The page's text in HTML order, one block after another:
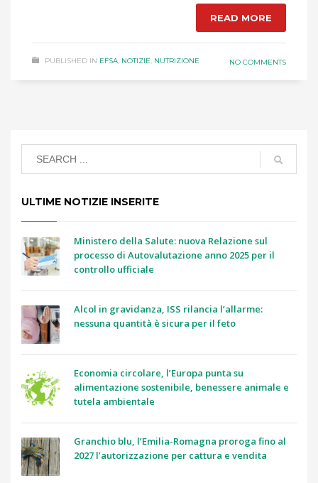
READ MORE
PUBLISHED IN EFSA, NOTIZIE, NUTRIZIONE NO COMMENTS
ULTIME NOTIZIE INSERITE
Ministero della Salute: nuova Relazione sul
processo di Autovalutazione anno 2025 per il
controllo ufficiale
Alcol in gravidanza, ISS rilancia l’allarme:
nessuna quantità è sicura per il feto
Economia circolare, l’Europa punta su
alimentazione sostenibile, benessere animale e
tutela ambientale
Granchio blu, l’Emilia-Romagna proroga fino al
2027 l’autorizzazione per cattura e vendita